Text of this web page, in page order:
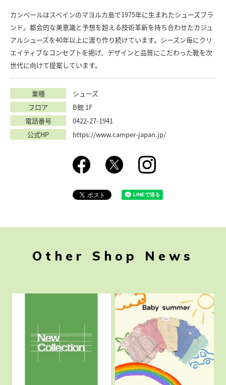
カンペールはスペインのマヨルカ島で1975年に生まれたシューズブラ
ンド。都会的な美意識と予想を超える技術革新を持ち合わせたカジュ
アルシューズを40年以上に渡り作り続けています。シーズン毎にクリ
エイティブなコンセプトを掲げ、デザインと品質にこだわった靴を次
世代に向けて提案しています。
業種
シューズ
フロア
B館 1F
電話番号
0422-27-1941
公式HP
https://www.camper-japan.jp/
Other Shop News